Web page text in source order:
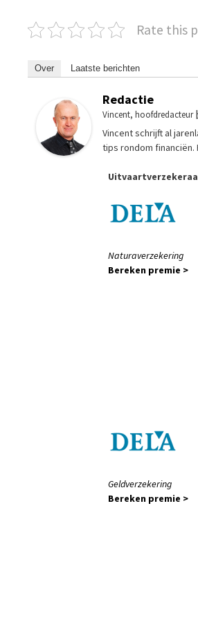
Rate this
Over Laatste berichten
Redactie
Vincent, hoofdredacteur
Vincent schrijft al
tips rondom
Naturaverzekering
Bereken premie >
Geldverzekering
Bereken premie >